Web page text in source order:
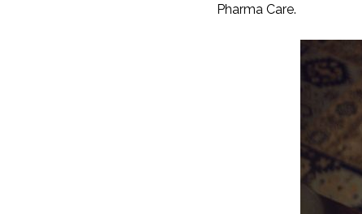
Pharma Care.